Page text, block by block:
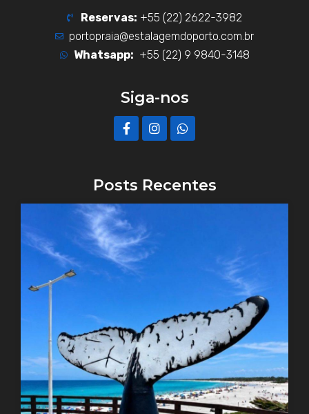
Reservas: +55 (22) 2622-3982
portopraia@estalagemdoporto.com.br
Whatsapp: +55 (22) 9 9840-3148
Siga-nos
F
a
c
o
o
k
-
f
I
n
s
g
r
a
W
h
a
a
p
p
Posts Recentes